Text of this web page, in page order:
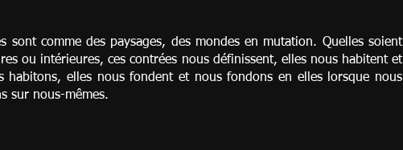
sont comme des paysages, des mondes en mutation. Quelles soient
ou intérieures, ces contrées nous définissent, elles nous habitent et
habitons, elles nous fondent et nous fondons en elles lorsque nous
sur nous-mêmes.